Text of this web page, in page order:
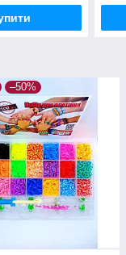
–50%